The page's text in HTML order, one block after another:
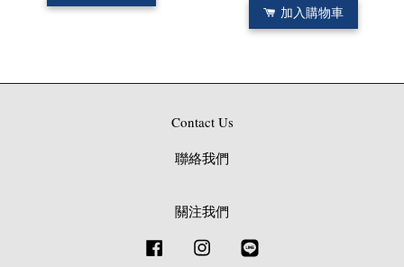
加入購物車
Contact Us
聯絡我們
關注我們
Facebook Instagram